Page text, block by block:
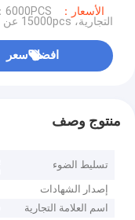
الأسعار：negotiable
التجارية، 15000pcs عن العلامة التجارية للعملاء
افضل سعر
منتوج وصف
تسليط الضوء
إصدار الشهادات
اسم العلامة التجارية